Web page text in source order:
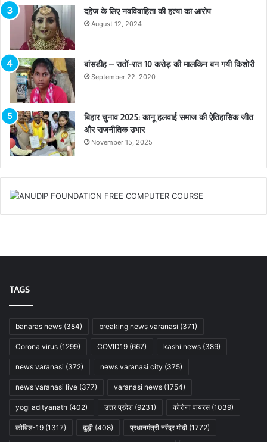
दहेज के लिए नवविवाहिता की हत्या का आरोप
August 12, 2024
बांसडीह – रातों-रात 10 करोड़ की मालकिन बन गयी किशोरी
September 22, 2020
बिहार चुनाव 2025: कानू हलवाई समाज की ऐतिहासिक जीत
और राजनीतिक उभार
November 15, 2025
TAGS
banaras news (384) breaking news varanasi (371)
Corona virus (1299) COVID19 (667) kashi news (389)
news varanasi (372) news varanasi city (375)
news varanasi live (377) varanasi news (1754)
yogi adityanath (402) उत्तर प्रदेश (9231) कोरोना वायरस (1039)
कोविड-19 (1317) दुद्धी (408) प्रधानमंत्री नरेंद्र मोदी (1772)